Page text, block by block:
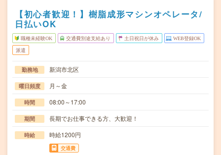
【初心者歓迎！】樹脂成形マシンオペレータ/
日払いOK
職種未経験OK 交通費別途支給あり 土日祝日が休み WEB登録OK
派遣
勤務地 新潟市北区
曜日頻度 月～金
時間 08:00～17:00
期間 長期でお仕事できる方、大歓迎！
時給 時給1200円
交通費